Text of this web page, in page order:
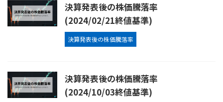
決算発表後の株価騰落率
(2024/02/21終値基準)
決算発表後の株価騰落率
決算発表後の株価騰落率
(2024/10/03終値基準)